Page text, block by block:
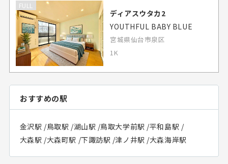
FULL
ディアスウタカ2
YOUTHFUL BABY BLUE
宮城県仙台市泉区
1K
おすすめの駅
金沢駅 /鳥取駅 /湖山駅 /鳥取大学前駅 /平和島駅 /
大森駅 /大森町駅 /下諏訪駅 /津ノ井駅 /大森海岸駅